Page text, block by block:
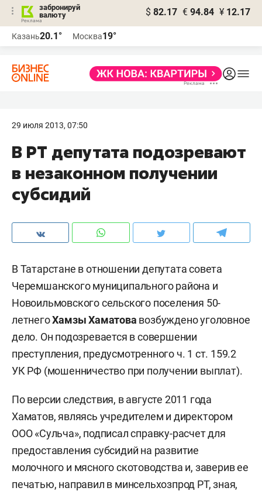
забронируй
валюту
$ 82.17 € 94.84 ¥ 12.17
Казань20.1° Москва19°
29 июля 2013, 07:50
В РТ депутата подозревают
в незаконном получении
субсидий
В Татарстане в отношении депутата совета
Черемшанского муниципального района и
Новоильмовского сельского поселения 50-
летнегоХамзы Хаматова возбуждено уголовное
дело. Он подозревается в совершении
преступления, предусмотренного ч. 1 ст. 159.2
УК РФ (мошенничество при получении выплат).
По версии следствия, в августе 2011 года
Хаматов, являясь учредителем и директором
ООО «Сульча», подписал справку-расчет для
предоставления субсидий на развитие
молочного и мясного скотоводства и, заверив ее
печатью, направил в минсельхозпрод РТ, зная,